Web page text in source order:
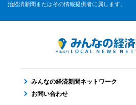
治経済新聞またはその情報提供者に属します。
みんなの経済新聞ネットワーク
お問い合わせ